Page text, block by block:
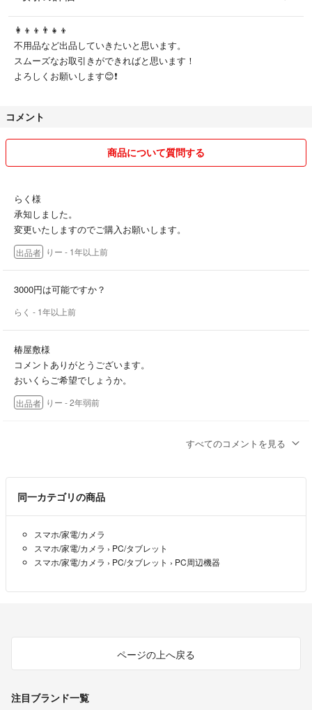
👩‍👦‍👦👨‍👧‍👦
不用品など出品していきたいと思います。
スムーズなお取引きができればと思います！
よろしくお願いします😊❗️
コメント
商品について質問する
らく様
承知しました。
変更いたしますのでご購入お願いします。
出品者 りー - 1年以上前
3000円は可能ですか？
らく - 1年以上前
椿屋敷様
コメントありがとうございます。
おいくらご希望でしょうか。
出品者 りー - 2年弱前
コメント失礼します。値引きは可能でしょうか。お手数おかけしま
椿屋敷- 2年弱前
すべてのコメントを見る
同一カテゴリの商品
スマホ/家電/カメラ
スマホ/家電/カメラ › PC/タブレット
スマホ/家電/カメラ › PC/タブレット › PC周辺機器
ページの上へ戻る
注目ブランド一覧